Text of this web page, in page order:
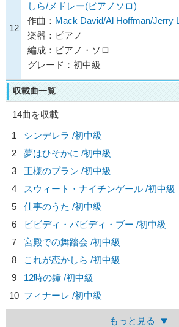
12
しら/メドレー(ピアノソロ)
作曲： Mack David/Al Hoffman/Jerry
楽器：ピアノ
編成：ピアノ・ソロ
グレード：初中級
収載曲一覧
14曲を収載
1
シンデレラ /初中級
2
夢はひそかに /初中級
3
王様のプラン /初中級
4
スウィート・ナイチンゲール /初中級
5
仕事のうた /初中級
6
ビビディ・バビディ・ブー /初中級
7
宮殿での舞踏会 /初中級
8
これが恋かしら /初中級
9
12時の鐘 /初中級
10 フィナーレ /初中級
もっと見る